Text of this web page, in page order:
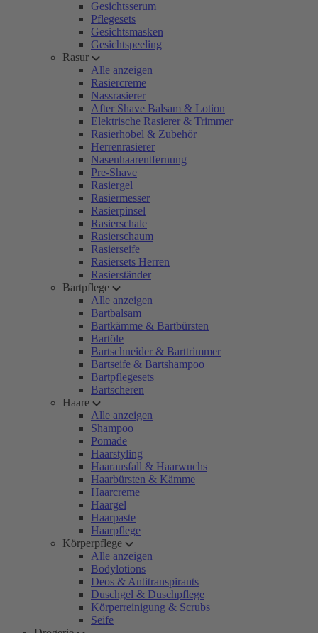
Gesichtsserum
Pflegesets
Gesichtsmasken
Gesichtspeeling
Rasur
Alle anzeigen
Rasiercreme
Nassrasierer
After Shave Balsam & Lotion
Elektrische Rasierer & Trimmer
Rasierhobel & Zubehör
Herrenrasierer
Nasenhaarentfernung
Pre-Shave
Rasiergel
Rasiermesser
Rasierpinsel
Rasierschale
Rasierschaum
Rasierseife
Rasiersets Herren
Rasierständer
Bartpflege
Alle anzeigen
Bartbalsam
Bartkämme & Bartbürsten
Bartöle
Bartschneider & Barttrimmer
Bartseife & Bartshampoo
Bartpflegesets
Bartscheren
Haare
Alle anzeigen
Shampoo
Pomade
Haarstyling
Haarausfall & Haarwuchs
Haarbürsten & Kämme
Haarcreme
Haargel
Haarpaste
Haarpflege
Körperpflege
Alle anzeigen
Bodylotions
Deos & Antitranspirants
Duschgel & Duschpflege
Körperreinigung & Scrubs
Seife